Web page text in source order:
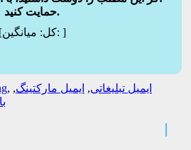
حمایت کنید.
[کل:میانگین: ]
, ایمیل تبلیغاتی, ایمیل مارکتینگ,